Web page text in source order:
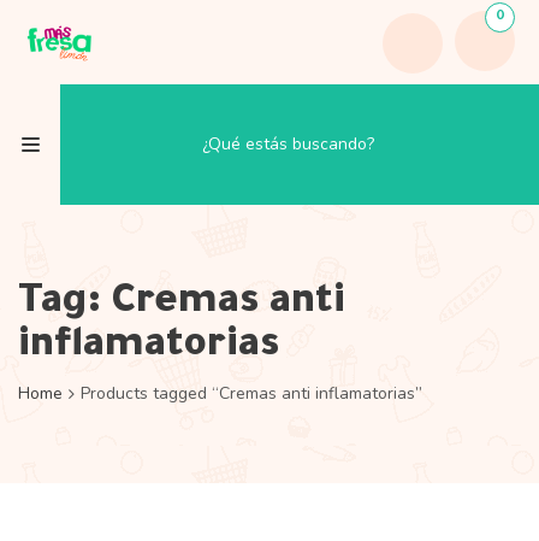
0
Tag: Cremas anti
inflamatorias
Home Products tagged “Cremas anti inflamatorias”